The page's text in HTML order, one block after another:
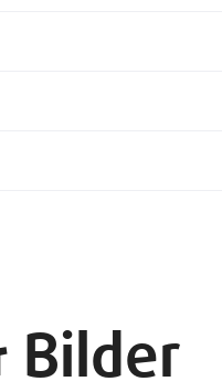
Bilder